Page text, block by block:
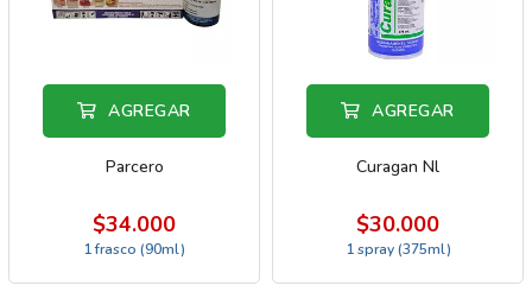
AGREGAR
Parcero
$34.000
1 frasco (90ml)
AGREGAR
Curagan Nl
$30.000
1 spray (375ml)